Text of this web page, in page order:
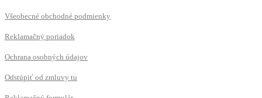
Všeobecné obchodné podmienky
Reklamačný poriadok
Ochrana osobných údajov
Odstúpiť od zmluvy tu